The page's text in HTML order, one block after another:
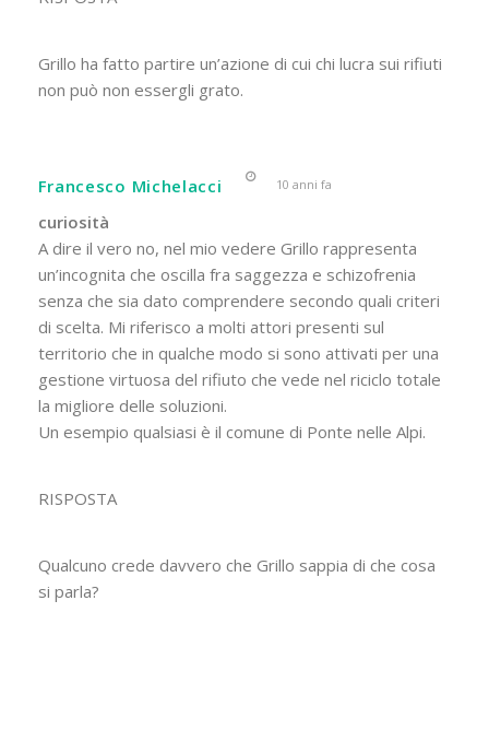
Grillo ha fatto partire un’azione di cui chi lucra sui rifiuti
non può non essergli grato.
Francesco Michelacci 10 anni fa
curiosità
A dire il vero no, nel mio vedere Grillo rappresenta
un’incognita che oscilla fra saggezza e schizofrenia
senza che sia dato comprendere secondo quali criteri
di scelta. Mi riferisco a molti attori presenti sul
territorio che in qualche modo si sono attivati per una
gestione virtuosa del rifiuto che vede nel riciclo totale
la migliore delle soluzioni.
Un esempio qualsiasi è il comune di Ponte nelle Alpi.
RISPOSTA
Qualcuno crede davvero che Grillo sappia di che cosa
si parla?